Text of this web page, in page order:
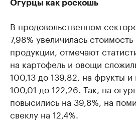
Огурцы как роскошь
В продовольственном
7,98% увеличилась
продукции, отмечают
на картофель и овощи
100,13 до 139,82, на фрукты
100,01 до 122,26. Так, на
повысились на 39,8%, на
свеклу на 12,4%.